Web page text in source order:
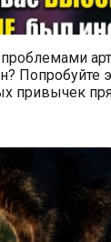
Попробуйте
привычек